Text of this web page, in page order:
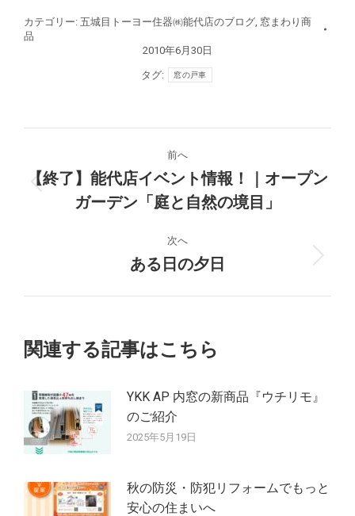
カテゴリー: 五城目トーヨー住器㈱能代店のブログ, 窓まわり商
品
2010年6月30日
タグ: 窓の戸車
稿
シ
ョ
ン
前へ
の
稿:
【終了】能代店イベント情報！｜オープン
ガーデン「庭と自然の境目」
次へ
次
ある日の夕日
関連する記事はこちら
YKK AP 内窓の新商品『ウチリモ』
のご紹介
2025年5月19日
秋の防災・防犯リフォームでもっと
安心の住まいへ